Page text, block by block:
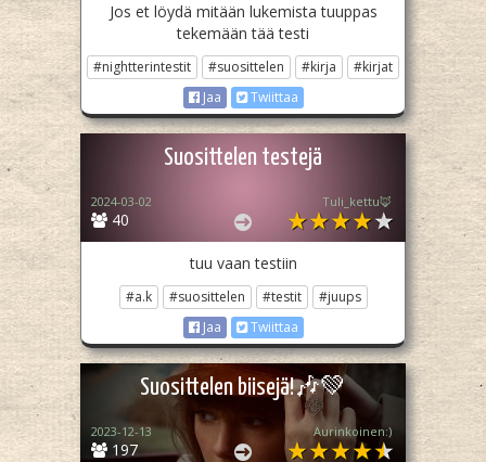
Jos et löydä mitään lukemista tuuppas
tekemään tää testi
#nightterintestit #suosittelen #kirja
#kirjat
Jaa
Twiittaa
Suosittelen testejä
40
2024-03-02 Tuli_kettu🦊
tuu vaan testiin
#a.k #suosittelen #testit
#juups
Jaa
Twiittaa
Suosittelen biisejä!🎶💚
197
2023-12-13 Aurinkoinen:)